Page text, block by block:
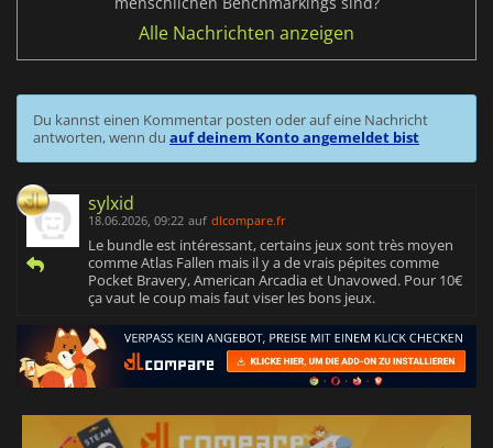
Alle Nachrichten anzeigen
Du kannst einen Kommentar posten oder auf eine Nachricht
antworten, wenn du auf deinem Konto angemeldet bist
sylxid
18.06.2026, 09:22 auf dlcompare.fr
Le bundle est intéressant, certains jeux sont très moyen
comme Atlas Fallen mais il y a de vrais pépites comme
Pocket Bravery, American Arcadia et Unavowed. Pour 10€
ça vaut le coup mais faut viser les bons jeux.